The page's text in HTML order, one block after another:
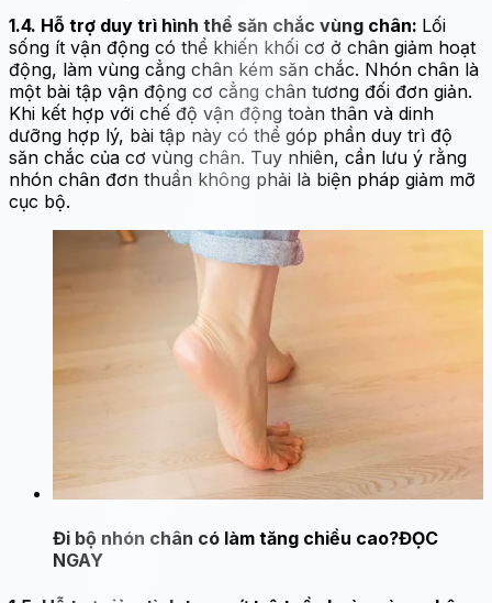
1.4. Hỗ trợ duy trì hình thể săn chắc vùng chân: Lối
sống ít vận động có thể khiến khối cơ ở chân giảm hoạt
động, làm vùng cẳng chân kém săn chắc. Nhón chân là
một bài tập vận động cơ cẳng chân tương đối đơn giản.
Khi kết hợp với chế độ vận động toàn thân và dinh
dưỡng hợp lý, bài tập này có thể góp phần duy trì độ
săn chắc của cơ vùng chân. Tuy nhiên, cần lưu ý rằng
nhón chân đơn thuần không phải là biện pháp giảm mỡ
cục bộ.
Đi bộ nhón chân có làm tăng chiều cao?ĐỌC
NGAY